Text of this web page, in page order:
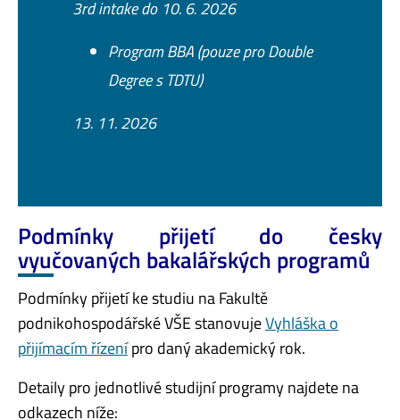
3rd intake do 10. 6. 2026
Program BBA (pouze pro Double
Degree s TDTU)
13. 11. 2026
Podmínky přijetí do česky
vyučovaných bakalářských programů
Podmínky přijetí ke studiu na Fakultě
podnikohospodářské VŠE stanovujeVyhláška o
přijímacím řízenípro daný akademický rok.
Detaily pro jednotlivé studijní programy najdete na
odkazech níže: